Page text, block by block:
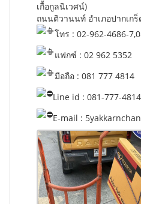
เกื้อกูลนิเวศน์)
ถนนติวานนท์ อำเภอปากเก
โทร : 02-962-4686-
แฟกซ์ : 02 962 5352
มือถือ : 081 777 4814
Line id : 081-777-
E-mail :